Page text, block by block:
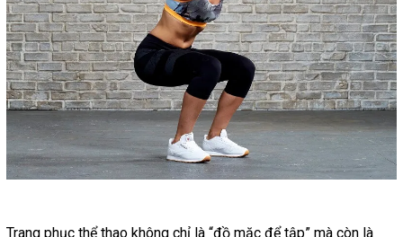
Trang phục thể thao không chỉ là “đồ mặc để tập” mà còn là